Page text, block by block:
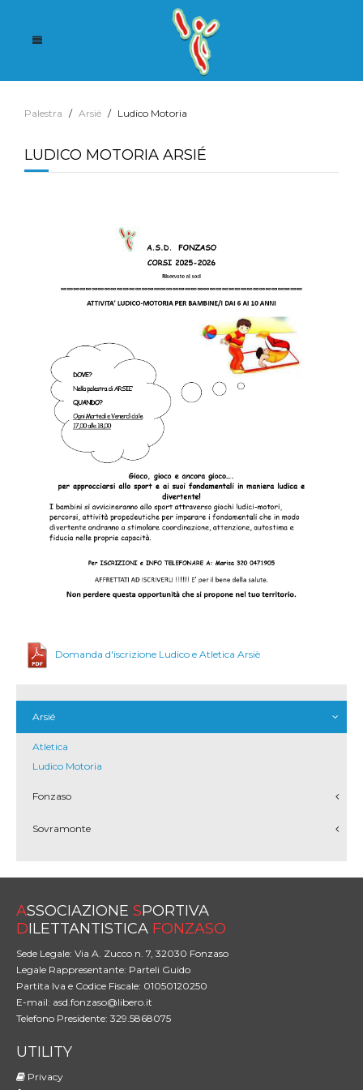
Palestra Arsié Ludico Motoria
LUDICO MOTORIA ARSIÉ
Domanda d'iscrizione Ludico e Atletica Arsiè
Arsié
Atletica
Ludico Motoria
Fonzaso
Sovramonte
ASSOCIAZIONE SPORTIVA
DILETTANTISTICA FONZASO
Sede Legale: Via A. Zucco n. 7, 32030 Fonzaso
Legale Rappresentante: Parteli Guido
Partita Iva e Codice Fiscale: 01050120250
E-mail: asd.fonzaso@libero.it
Telefono Presidente: 329.5868075
UTILITY
Privacy